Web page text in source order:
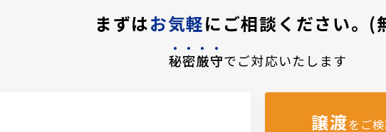
まずはお気軽にご相談ください。(
秘密厳守でご対応いたします
譲渡をご